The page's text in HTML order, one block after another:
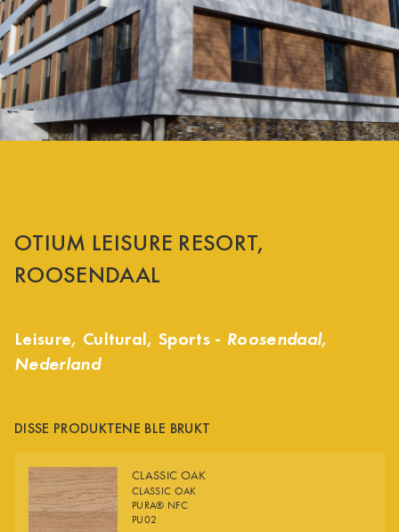
OTIUM LEISURE RESORT,
ROOSENDAAL
Leisure, Cultural, Sports - Roosendaal,
Nederland
DISSE PRODUKTENE BLE BRUKT
CLASSIC OAK
CLASSIC OAK
PURA® NFC
PU02